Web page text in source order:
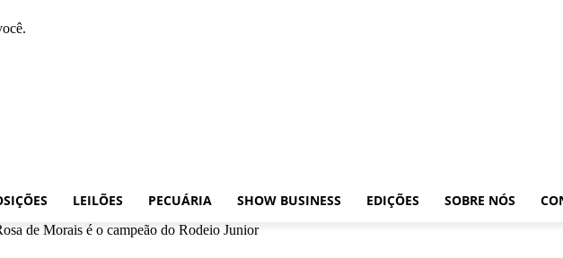
LEILÕES PECUÁRIA SHOW BUSINESS EDIÇÕES SOBRE NÓS
de Morais é o campeão do Rodeio Junior